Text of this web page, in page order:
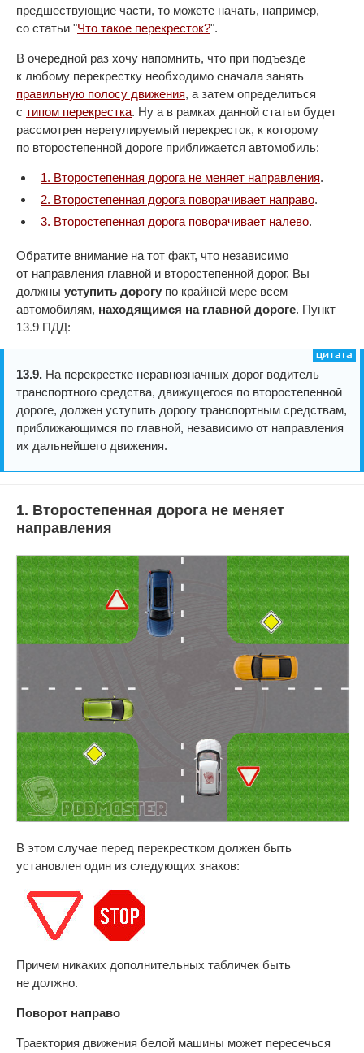
предшествующие части, то можете начать, например,
со статьи "Что такое перекресток?".
В очередной раз хочу напомнить, что при подъезде
к любому перекрестку необходимо сначала занять
правильную полосу движения, а затем определиться
с типом перекрестка. Ну а в рамках данной статьи будет
рассмотрен нерегулируемый перекресток, к которому
по второстепенной дороге приближается автомобиль:
1. Второстепенная дорога не меняет направления.
2. Второстепенная дорога поворачивает направо.
3. Второстепенная дорога поворачивает налево.
Обратите внимание на тот факт, что независимо
от направления главной и второстепенной дорог, Вы
должны уступить дорогу по крайней мере всем
автомобилям, находящимся на главной дороге. Пункт
13.9 ПДД:
13.9. На перекрестке неравнозначных дорог водитель
транспортного средства, движущегося по второстепенной
дороге, должен уступить дорогу транспортным средствам,
приближающимся по главной, независимо от направления
их дальнейшего движения.
1. Второстепенная дорога не меняет
направления
В этом случае перед перекрестком должен быть
установлен один из следующих знаков:
Причем никаких дополнительных табличек быть
не должно.
Поворот направо
Траектория движения белой машины может пересечься